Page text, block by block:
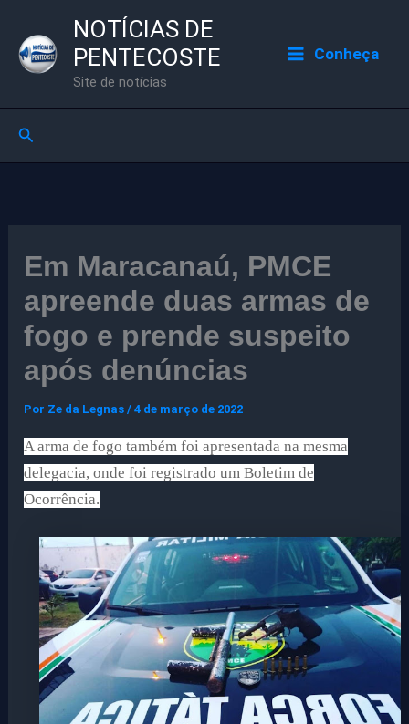
para
NOTÍCIAS DE
PENTECOSTE
Site de notícias
Conheça
Pesquisar
Em Maracanaú, PMCE
apreende duas armas de
fogo e prende suspeito
após denúncias
Por Ze da Legnas/4 de março de 2022
A arma de fogo também foi apresentada na mesma
delegacia, onde foi registrado um Boletim de
Ocorrência.